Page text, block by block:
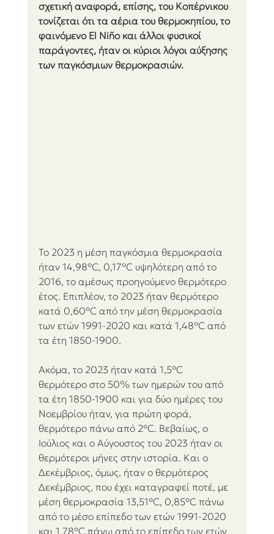
σχετική αναφορά, επίσης, του Κοπέρνικου
τονίζεται ότι τα αέρια του θερμοκηπίου, το
φαινόμενο El Niño και άλλοι φυσικοί
παράγοντες, ήταν οι κύριοι λόγοι αύξησης
των παγκόσμιων θερμοκρασιών.
Το 2023 η μέση παγκόσμια θερμοκρασία
ήταν 14,98°C, 0,17°C υψηλότερη από το
2016, το αμέσως προηγούμενο θερμότερο
έτος. Επιπλέον, το 2023 ήταν θερμότερο
κατά 0,60°C από την μέση θερμοκρασία
των ετών 1991-2020 και κατά 1,48°C από
τα έτη 1850-1900.
Ακόμα, το 2023 ήταν κατά 1,5°C
θερμότερο στο 50% των ημερών του από
τα έτη 1850-1900 και για δύο ημέρες του
Νοεμβρίου ήταν, για πρώτη φορά,
θερμότερο πάνω από 2°C. Βεβαίως, ο
Ιούλιος και ο Αύγουστος του 2023 ήταν οι
θερμότεροι μήνες στην ιστορία. Και ο
Δεκέμβριος, όμως, ήταν ο θερμότερος
Δεκέμβριος, που έχει καταγραφεί ποτέ, με
μέση θερμοκρασία 13,51°C, 0,85°C πάνω
από το μέσο επίπεδο των ετών 1991-2020
και 1,78°C πάνω από το επίπεδο των ετών